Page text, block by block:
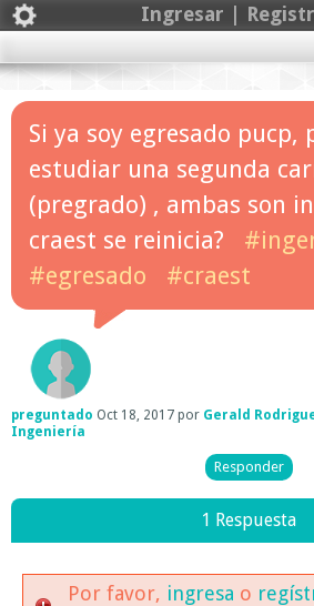
Ingresar |
Si ya soy egresado pucp,
estudiar una segunda
(pregrado) , ambas son
craest se reinicia?
#egresado
#craest
preguntado Oct 18, 2017 por Gerald
Ingeniería
1 Respuesta
Por favor, ingresa o